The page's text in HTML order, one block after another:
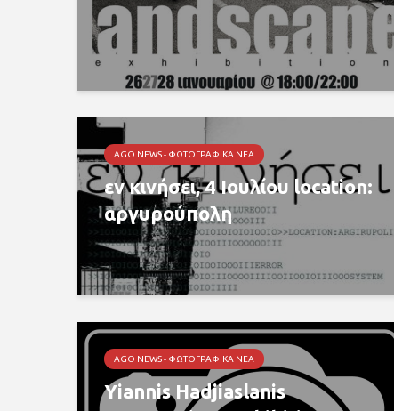
AGO NEWS - ΦΩΤΟΓΡΑΦΙΚΆ ΝΈΑ
εν κινήσει, 4 Ιουλίου location:
αργυρούπολη
AGO NEWS - ΦΩΤΟΓΡΑΦΙΚΆ ΝΈΑ
Yiannis Hadjiaslanis